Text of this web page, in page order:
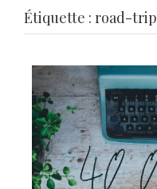
Étiquette : road-trip